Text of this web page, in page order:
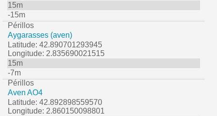
15m
-15m
Périllos
Aygarasses (aven)
Latitude: 42.890701293945
Longitude: 2.835690021515
15m
-7m
Périllos
Aven AO4
Latitude: 42.892898559570
Longitude: 2.860150098801